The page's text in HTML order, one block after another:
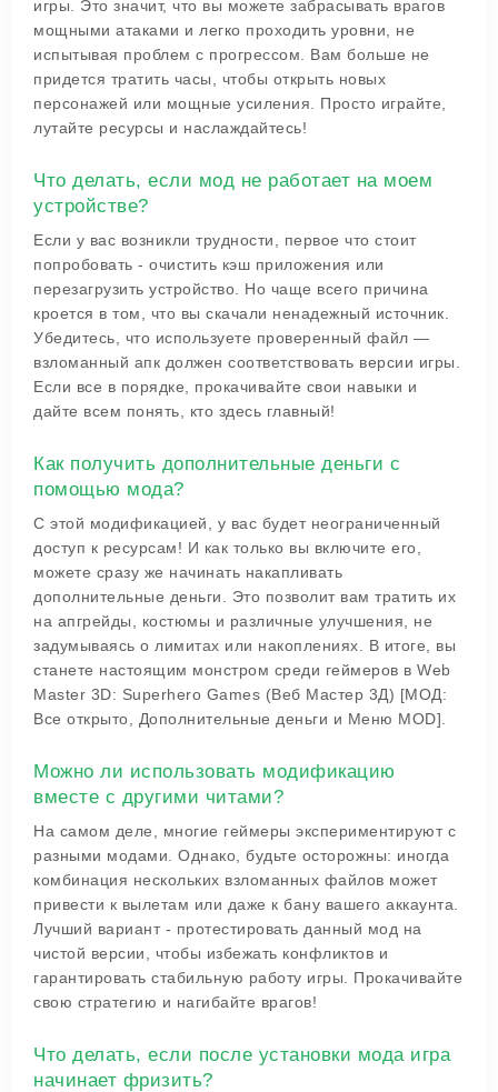
игры. Это значит, что вы можете забрасывать врагов
мощными атаками и легко проходить уровни, не
испытывая проблем с прогрессом. Вам больше не
придется тратить часы, чтобы открыть новых
персонажей или мощные усиления. Просто играйте,
лутайте ресурсы и наслаждайтесь!
Что делать, если мод не работает на моем
устройстве?
Если у вас возникли трудности, первое что стоит
попробовать - очистить кэш приложения или
перезагрузить устройство. Но чаще всего причина
кроется в том, что вы скачали ненадежный источник.
Убедитесь, что используете проверенный файл —
взломанный апк должен соответствовать версии игры.
Если все в порядке, прокачивайте свои навыки и
дайте всем понять, кто здесь главный!
Как получить дополнительные деньги с
помощью мода?
С этой модификацией, у вас будет неограниченный
доступ к ресурсам! И как только вы включите его,
можете сразу же начинать накапливать
дополнительные деньги. Это позволит вам тратить их
на апгрейды, костюмы и различные улучшения, не
задумываясь о лимитах или накоплениях. В итоге, вы
станете настоящим монстром среди геймеров в Web
Master 3D: Superhero Games (Веб Мастер 3Д) [МОД:
Все открыто, Дополнительные деньги и Меню MOD].
Можно ли использовать модификацию
вместе с другими читами?
На самом деле, многие геймеры экспериментируют с
разными модами. Однако, будьте осторожны: иногда
комбинация нескольких взломанных файлов может
привести к вылетам или даже к бану вашего аккаунта.
Лучший вариант - протестировать данный мод на
чистой версии, чтобы избежать конфликтов и
гарантировать стабильную работу игры. Прокачивайте
свою стратегию и нагибайте врагов!
Что делать, если после установки мода игра
начинает фризить?